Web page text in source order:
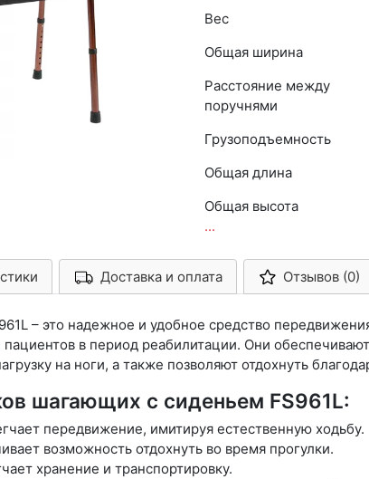
Вес
Общая ширина
Расстояние между
поручнями
Грузоподъемность
Общая длина
Общая высота
...
Арконт-Мед Доставка и оплата Отзывов (0)
– это надежное и удобное средство
в период реабилитации. Они
на ноги, а также позволяют отдохнуть
шагающих с сиденьем FS961L:
передвижение, имитируя естественную ходьбу.
возможность отдохнуть во время прогулки.
хранение и транспортировку.